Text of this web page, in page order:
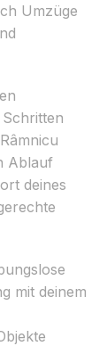
Umzüge
Ablauf
deines
mit deinem